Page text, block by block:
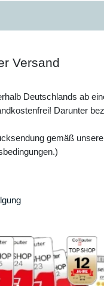
Versand
Deutschlands ab
Darunter
gemäß